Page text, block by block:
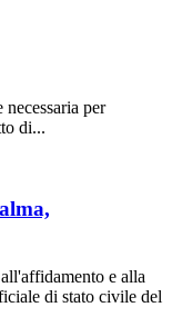
necessaria per
di...
e alla
di stato civile del